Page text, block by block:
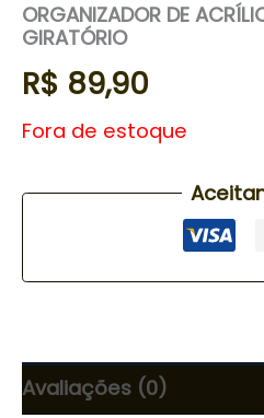
ORGANIZADOR DE
GIRATÓRIO
R$ 89,90
Fora de estoque
Avaliações (0)